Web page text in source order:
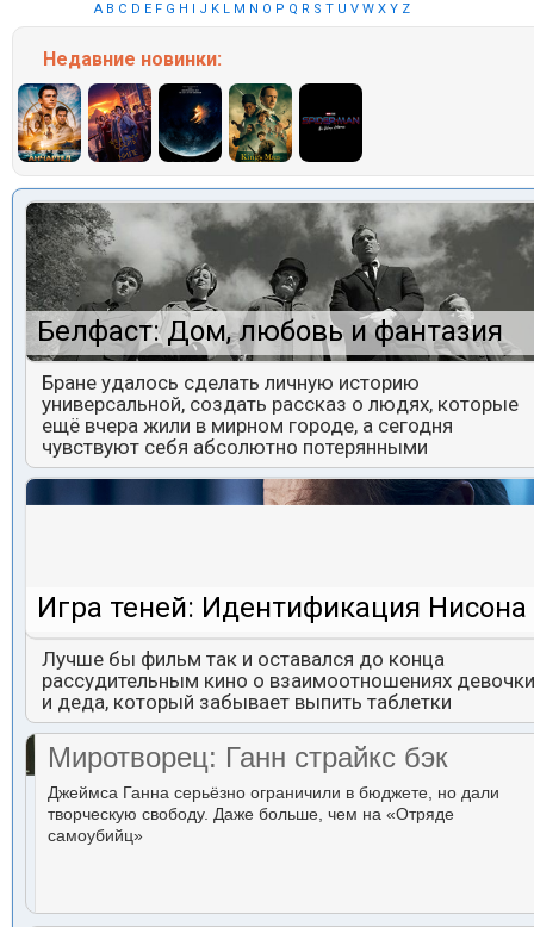
A B C D E F G H I J K L M N O P Q R S T U V W X Y Z
Недавние новинки:
Белфаст: Дом, любовь и фантазия
Бране удалось сделать личную историю
универсальной, создать рассказ о людях, которые
ещё вчера жили в мирном городе, а сегодня
чувствуют себя абсолютно потерянными
Игра теней: Идентификация Нисона
Лучше бы фильм так и оставался до конца
рассудительным кино о взаимоотношениях девочки
и деда, который забывает выпить таблетки
Миротворец: Ганн страйкс бэк
Джеймса Ганна серьёзно ограничили в бюджете, но дали
творческую свободу. Даже больше, чем на «Отряде
самоубийц»